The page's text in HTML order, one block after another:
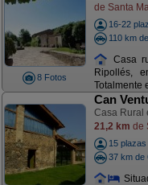
8 Fotos
de Santa
16-22
110 km
Casa
Ripollés,
Totalmente
Can
Casa Rural
21,2 km de
15 plazas
37 km de